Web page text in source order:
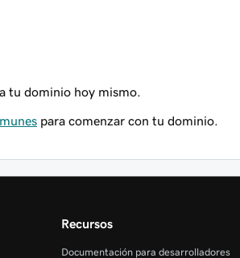
tu dominio hoy mismo.
para comenzar con tu dominio.
Recursos
Documentación para desarrolladores